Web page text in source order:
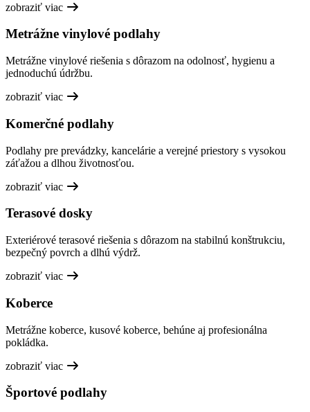
zobraziť viac
Metrážne vinylové podlahy
Metrážne vinylové riešenia s dôrazom na odolnosť, hygienu a
jednoduchú údržbu.
zobraziť viac
Komerčné podlahy
Podlahy pre prevádzky, kancelárie a verejné priestory s vysokou
záťažou a dlhou životnosťou.
zobraziť viac
Terasové dosky
Exteriérové terasové riešenia s dôrazom na stabilnú konštrukciu,
bezpečný povrch a dlhú výdrž.
zobraziť viac
Koberce
Metrážne koberce, kusové koberce, behúne aj profesionálna
pokládka.
zobraziť viac
Športové podlahy